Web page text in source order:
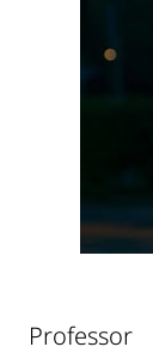
Professor